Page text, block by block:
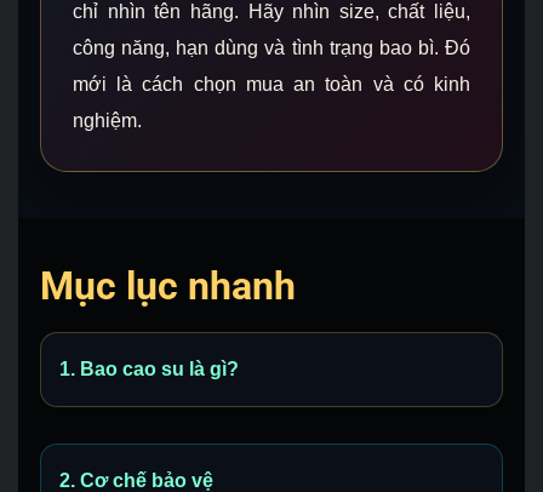
chỉ nhìn tên hãng. Hãy nhìn size, chất liệu,
công năng, hạn dùng và tình trạng bao bì. Đó
mới là cách chọn mua an toàn và có kinh
nghiệm.
Mục lục nhanh
1. Bao cao su là gì?
2. Cơ chế bảo vệ